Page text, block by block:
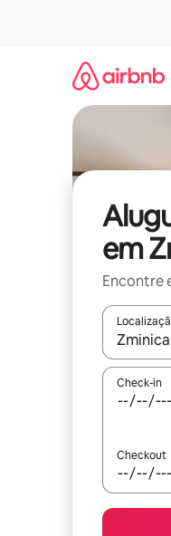
em
Encontre
Quando
Check-in
Checkout